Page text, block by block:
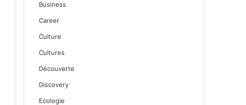
Business
Career
Culture
Cultures
Découverte
Discovery
Ecologie